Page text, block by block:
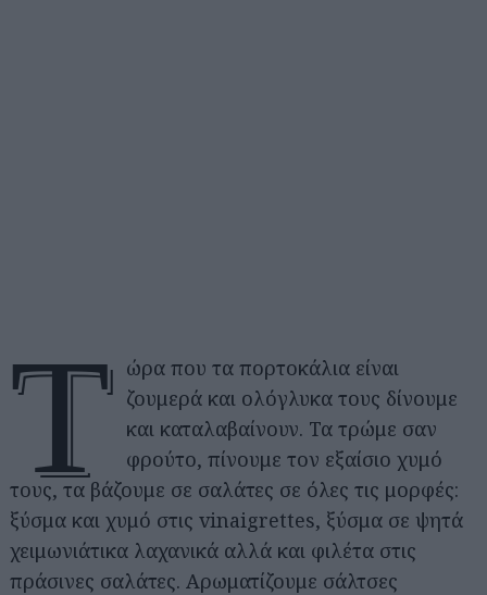
Τ
ώρα που τα πορτοκάλια είναι
ζουμερά και ολόγλυκα τους δίνουμε
και καταλαβαίνουν. Τα τρώμε σαν
φρούτο, πίνουμε τον εξαίσιο χυμό
τους, τα βάζουμε σε σαλάτες σε όλες τις μορφές:
ξύσμα και χυμό στις vinaigrettes, ξύσμα σε ψητά
χειμωνιάτικα λαχανικά αλλά και φιλέτα στις
πράσινες σαλάτες. Αρωματίζουμε σάλτσες